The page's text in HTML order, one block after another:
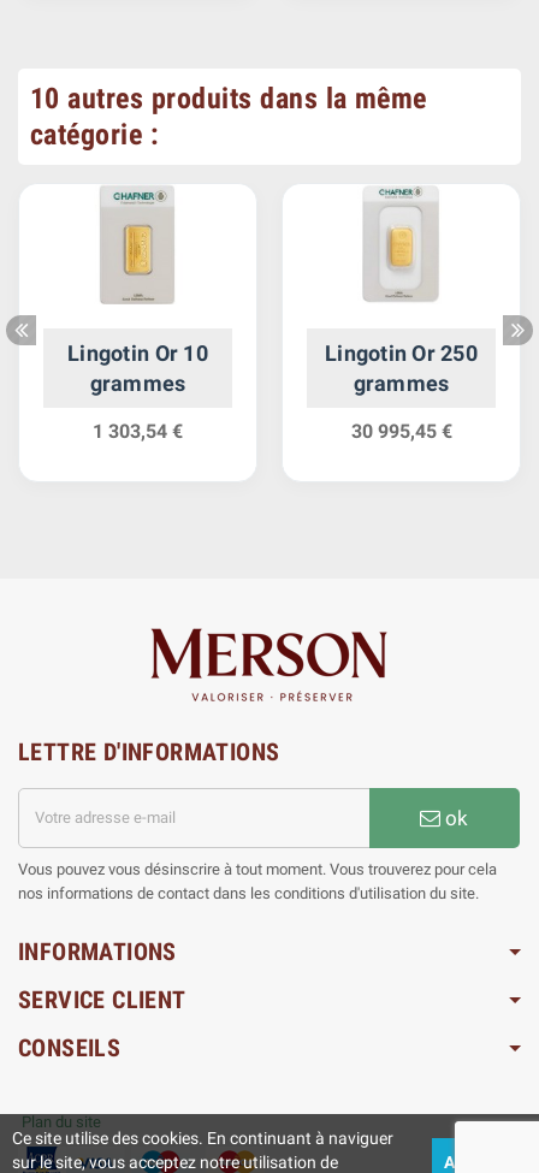
10 autres produits dans la même
catégorie :
Lingotin Or 10
grammes
1 303,54 €
Lingotin Or 250
grammes
30 995,45 €
LETTRE D'INFORMATIONS
ok
Vous pouvez vous désinscrire à tout moment. Vous trouverez pour cela
nos informations de contact dans les conditions d'utilisation du site.
INFORMATIONS
SERVICE CLIENT
CONSEILS
Plan du site
Ce site utilise des cookies. En continuant à naviguer
sur le site, vous acceptez notre utilisation de
ACCEPTEZ